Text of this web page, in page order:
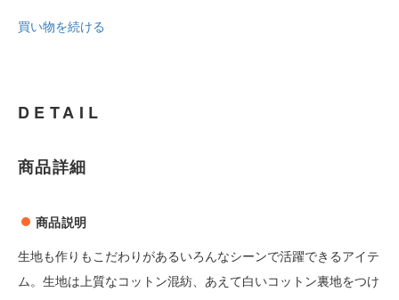
買い物を続ける
DETAIL
商品詳細
商品説明
生地も作りもこだわりがあるいろんなシーンで活躍できるアイテ
ム。生地は上質なコットン混紡、あえて白いコットン裏地をつけ